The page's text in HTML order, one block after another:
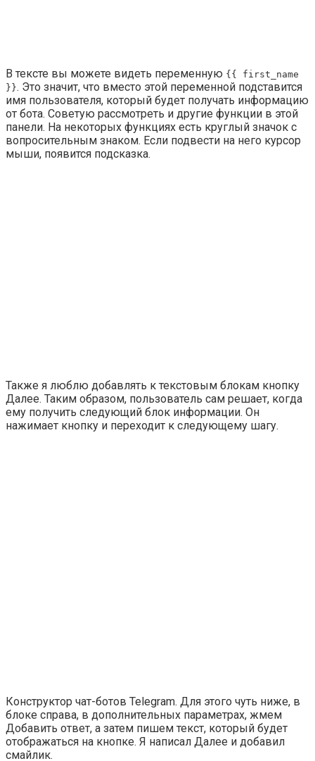
В тексте вы можете видеть переменную {{ first_name
}}. Это значит, что вместо этой переменной подставится
имя пользователя, который будет получать информацию
от бота. Советую рассмотреть и другие функции в этой
панели. На некоторых функциях есть круглый значок с
вопросительным знаком. Если подвести на него курсор
мыши, появится подсказка.
Также я люблю добавлять к текстовым блокам кнопку
Далее. Таким образом, пользователь сам решает, когда
ему получить следующий блок информации. Он
нажимает кнопку и переходит к следующему шагу.
Конструктор чат-ботов Telegram. Для этого чуть ниже, в
блоке справа, в дополнительных параметрах, жмем
Добавить ответ, а затем пишем текст, который будет
отображаться на кнопке. Я написал Далее и добавил
смайлик.